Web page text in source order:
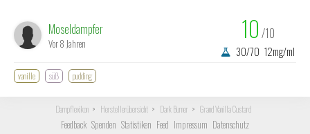
Moseldampfer
Vor 8 Jahren
30/70 12mg/ml
10 /10
vanille süß pudding
Dampflexikon Herstellerübersicht Dark Burner Grand Vanilla Custard
Feedback Spenden Statistiken Feed Impressum Datenschutz